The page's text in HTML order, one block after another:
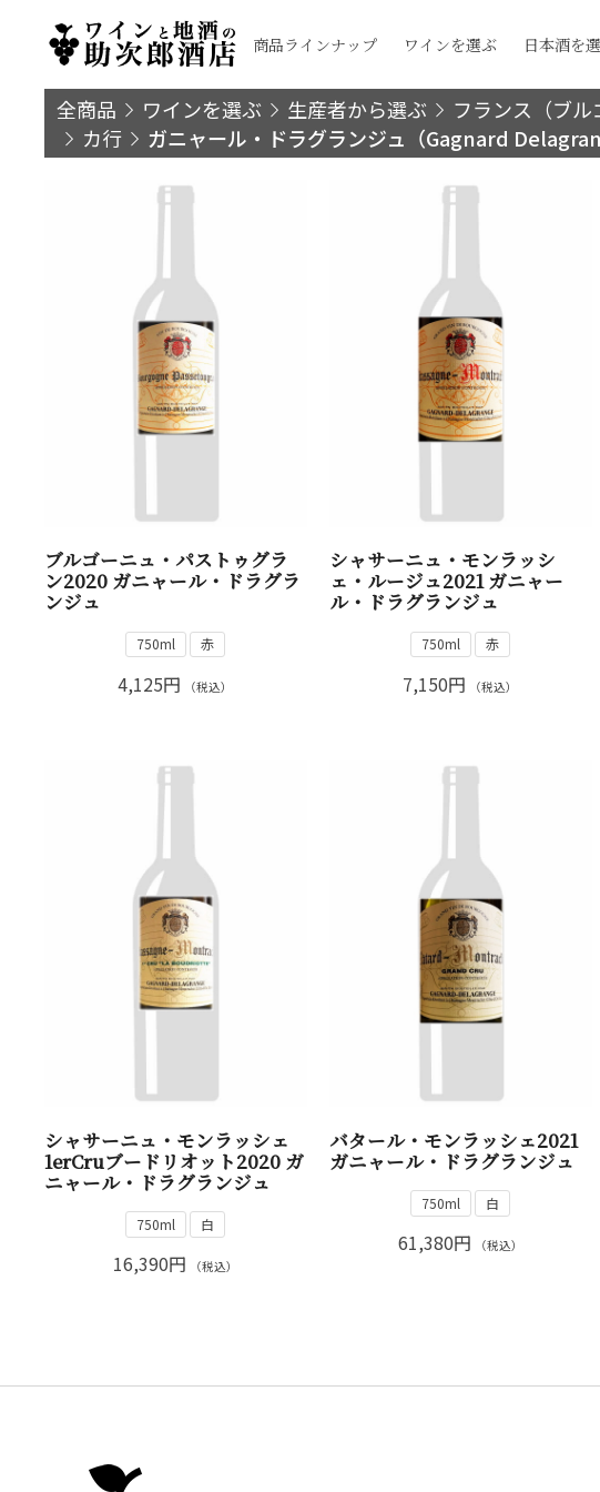
商品ラインナップ ワインを選ぶ 日本酒を
全商品 ワインを選ぶ 生産者から選ぶ
フランス（ブル
カ行
ガニャール・ドラグランジュ（Gagnard
ブルゴーニュ・パストゥグラ
ン2020 ガニャール・ドラグラ
ンジュ
750ml 赤
4,125円 （税込）
シャサーニュ・モンラッシ
ェ・ルージュ2021 ガニャー
ル・ドラグランジュ
750ml 赤
7,150円 （税込）
シャサーニュ・モンラッシェ
1erCruブードリオット2020 ガ
ニャール・ドラグランジュ
750ml 白
16,390円 （税込）
バタール・モンラッシェ2021
ガニャール・ドラグランジュ
750ml 白
61,380円 （税込）